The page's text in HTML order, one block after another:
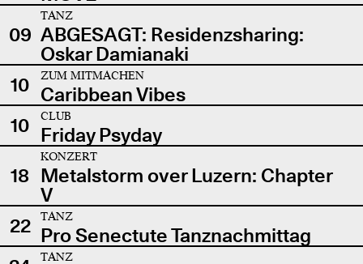
09
TANZ
ABGESAGT: Residenzsharing:
Oskar Damianaki
10
ZUM MITMACHEN
Caribbean Vibes
10
CLUB
Friday Psyday
18
KONZERT
Metalstorm over Luzern: Chapter
V
22
TANZ
Pro Senectute Tanznachmittag
TANZ